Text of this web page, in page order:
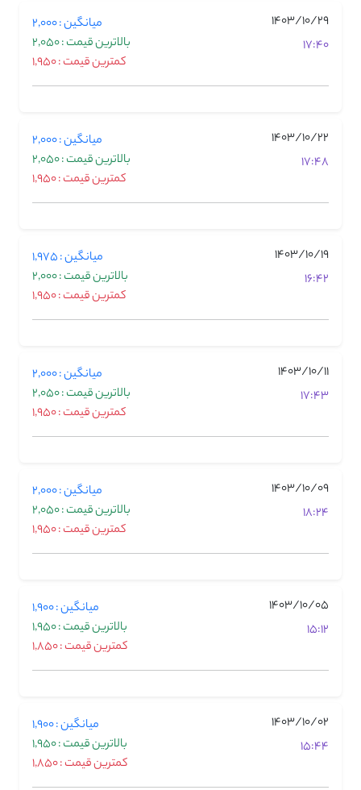
1403/10/29
17:40
میانگین : 2,000
بالاترین قیمت : 2,050
کمترین قیمت : 1,950
1403/10/22
17:48
میانگین : 2,000
بالاترین قیمت : 2,050
کمترین قیمت : 1,950
1403/10/19
16:42
میانگین : 1,975
بالاترین قیمت : 2,000
کمترین قیمت : 1,950
1403/10/11
17:43
میانگین : 2,000
بالاترین قیمت : 2,050
کمترین قیمت : 1,950
1403/10/09
18:24
میانگین : 2,000
بالاترین قیمت : 2,050
کمترین قیمت : 1,950
1403/10/05
15:12
میانگین : 1,900
بالاترین قیمت : 1,950
کمترین قیمت : 1,850
1403/10/02
15:44
میانگین : 1,900
بالاترین قیمت : 1,950
کمترین قیمت : 1,850